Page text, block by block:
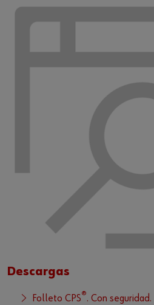
Descargas
Folleto CPS®. Con seguridad.